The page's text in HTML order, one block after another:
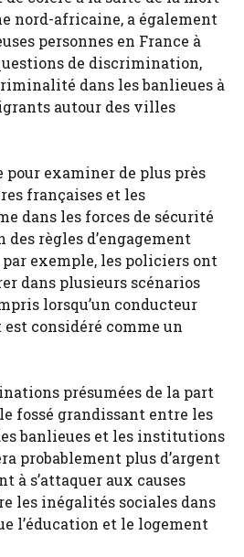
nord-africaine, a également
personnes en France à
de discrimination,
dans les banlieues à
autour des villes
pour examiner de plus près
françaises et les
dans les forces de sécurité
des règles d’engagement
par exemple, les policiers ont
dans plusieurs scénarios
lorsqu’un conducteur
est considéré comme un
présumées de la part
fossé grandissant entre les
banlieues et les institutions
probablement plus d’argent
à s’attaquer aux causes
les inégalités sociales dans
l’éducation et le logement